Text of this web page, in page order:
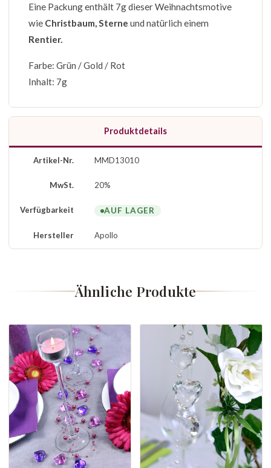
Eine Packung enthält 7g dieser Weihnachtsmotive
wie Christbaum, Sterne und natürlich einem
Rentier.
Farbe: Grün / Gold / Rot
Inhalt: 7g
Produktdetails
Artikel-Nr. MMD13010
MwSt. 20%
Verfügbarkeit AUF LAGER
Hersteller Apollo
Ähnliche Produkte